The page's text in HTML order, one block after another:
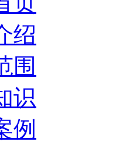
绍
围
识
例